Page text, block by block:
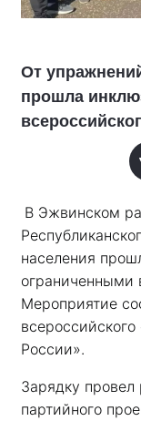
От
прошла
В Эжвинском
населения
ограниченными
Мероприятие
России».
Зарядку провел
партийного